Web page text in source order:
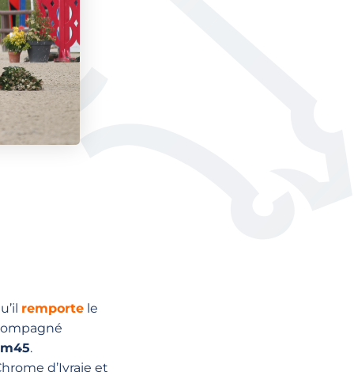
remporte le
.
d’Ivraie et